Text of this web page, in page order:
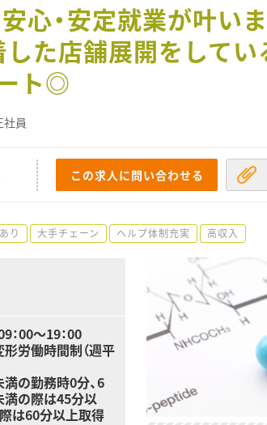
心・安定就業が叶い
た店舗展開をしてい
ト◎
社員
この求人に問い合わせる
り 大手チェーン ヘルプ体制充実 高収入
00～19：00
労働時間制（週平
の勤務時0分、6
の際は45分以
は60分以上取得